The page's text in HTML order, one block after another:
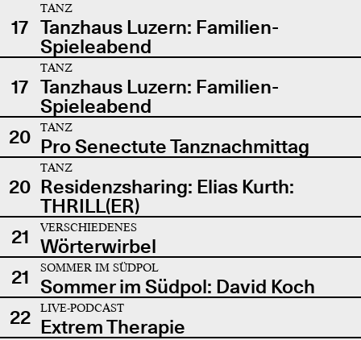
17
TANZ
Tanzhaus Luzern: Familien-
Spieleabend
17
TANZ
Tanzhaus Luzern: Familien-
Spieleabend
20
TANZ
Pro Senectute Tanznachmittag
20
TANZ
Residenzsharing: Elias Kurth:
THRILL(ER)
21
VERSCHIEDENES
Wörterwirbel
21
SOMMER IM SÜDPOL
Sommer im Südpol: David Koch
22
LIVE-PODCAST
Extrem Therapie